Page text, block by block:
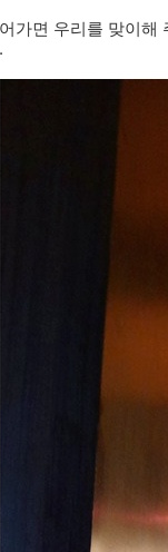
가면 우리를 맞이해